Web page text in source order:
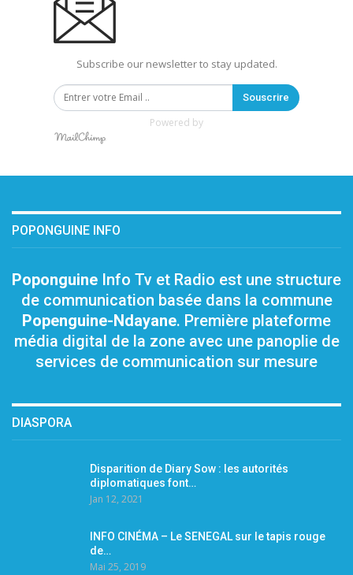
Subscribe our newsletter to stay updated.
Souscrire
Powered by
POPONGUINE INFO
Poponguine Info Tv et Radio est une structure
de communication basée dans la commune
Popenguine-Ndayane. Première plateforme
média digital de la zone avec une panoplie de
services de communication sur mesure
DIASPORA
Disparition de Diary Sow : les autorités
diplomatiques font…
Jan 12, 2021
INFO CINÉMA – Le SENEGAL sur le tapis rouge
de…
Mai 25, 2019